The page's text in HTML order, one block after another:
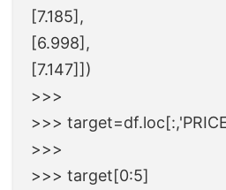
[7.185],
[6.998],
[7.147]])
>>>
>>>
>>>
>>> target[0:5]